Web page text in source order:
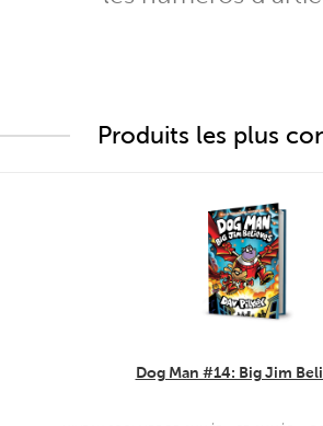
Produits les plus
Dog Man #14: Big Jim